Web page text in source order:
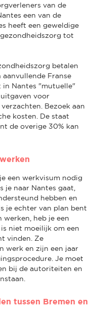
van de
een van de
heeft een geweldige
tot
betalen
aanvullende Franse
Nantes "mutuelle"
voor
Bezoek aan
kosten. De staat
de overige 30% kan
een werkvisum nodig
je naar Nantes gaat,
hebben en
je echter van plan bent
heb je een
niet moeilijk om een
vinden. Ze
werk en zijn een jaar
Je moet
bij de autoriteiten en
tussen Bremen en